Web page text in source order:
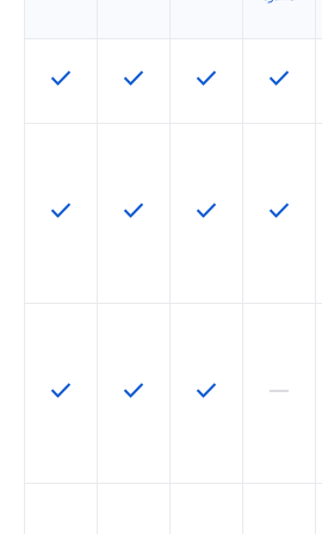
تتوفّر هذه الميزة لرمز التخزين
check تتوفّر هذه الميزة لرمز
check تتوفّر هذه الميزة
check تتوفّر
check
تتوفّر هذه الميزة لرمز التخزين
check تتوفّر هذه الميزة لرمز
check تتوفّر هذه الميزة
check تتوفّر
check
لا تتوفّر هذه الميزة لرمز التخزين
horizontal_rule تتوفّر هذه الميزة لرمز
check تتوفّر هذه الميزة
check تتوفّر
check